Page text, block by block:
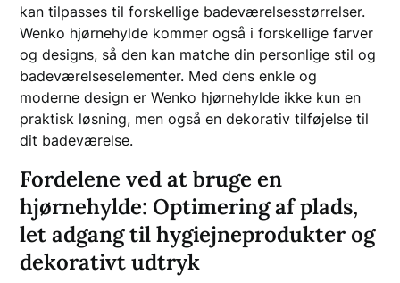
kan tilpasses til forskellige badeværelsesstørrelser.
Wenko hjørnehylde kommer også i forskellige farver
og designs, så den kan matche din personlige stil og
badeværelseselementer. Med dens enkle og
moderne design er Wenko hjørnehylde ikke kun en
praktisk løsning, men også en dekorativ tilføjelse til
dit badeværelse.
Fordelene ved at bruge en
hjørnehylde: Optimering af plads,
let adgang til hygiejneprodukter og
dekorativt udtryk